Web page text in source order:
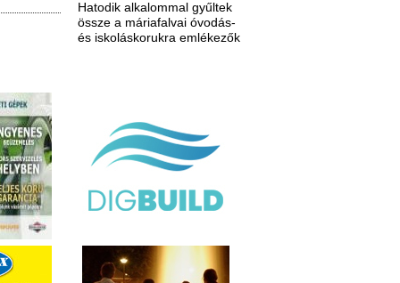
Hatodik alkalommal gyűltek
össze a máriafalvai óvodás-
és iskoláskorukra emlékezők